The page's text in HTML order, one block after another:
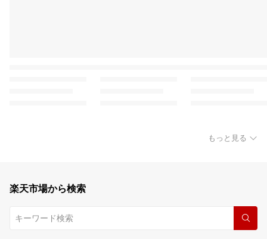
もっと見る
楽天市場から検索